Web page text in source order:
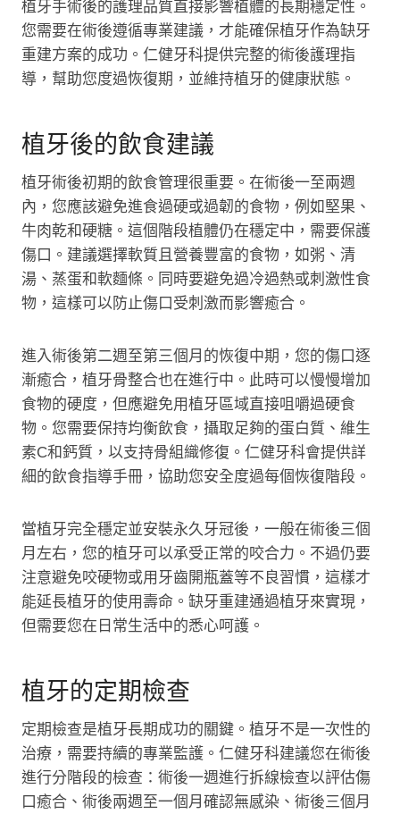
植牙手術後的護理品質直接影響植體的長期穩定性。
您需要在術後遵循專業建議，才能確保植牙作為缺牙
重建方案的成功。仁健牙科提供完整的術後護理指
導，幫助您度過恢復期，並維持植牙的健康狀態。
植牙後的飲食建議
植牙術後初期的飲食管理很重要。在術後一至兩週
內，您應該避免進食過硬或過韌的食物，例如堅果、
牛肉乾和硬糖。這個階段植體仍在穩定中，需要保護
傷口。建議選擇軟質且營養豐富的食物，如粥、清
湯、蒸蛋和軟麵條。同時要避免過冷過熱或刺激性食
物，這樣可以防止傷口受刺激而影響癒合。
進入術後第二週至第三個月的恢復中期，您的傷口逐
漸癒合，植牙骨整合也在進行中。此時可以慢慢增加
食物的硬度，但應避免用植牙區域直接咀嚼過硬食
物。您需要保持均衡飲食，攝取足夠的蛋白質、維生
素C和鈣質，以支持骨組織修復。仁健牙科會提供詳
細的飲食指導手冊，協助您安全度過每個恢復階段。
當植牙完全穩定並安裝永久牙冠後，一般在術後三個
月左右，您的植牙可以承受正常的咬合力。不過仍要
注意避免咬硬物或用牙齒開瓶蓋等不良習慣，這樣才
能延長植牙的使用壽命。缺牙重建通過植牙來實現，
但需要您在日常生活中的悉心呵護。
植牙的定期檢查
定期檢查是植牙長期成功的關鍵。植牙不是一次性的
治療，需要持續的專業監護。仁健牙科建議您在術後
進行分階段的檢查：術後一週進行拆線檢查以評估傷
口癒合、術後兩週至一個月確認無感染、術後三個月